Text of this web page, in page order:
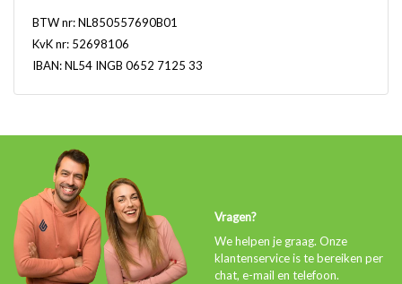
BTW nr: NL850557690B01
KvK nr: 52698106
IBAN: NL54 INGB 0652 7125 33
Vragen?
We helpen je graag. Onze
klantenservice is te bereiken per
chat, e-mail en telefoon.